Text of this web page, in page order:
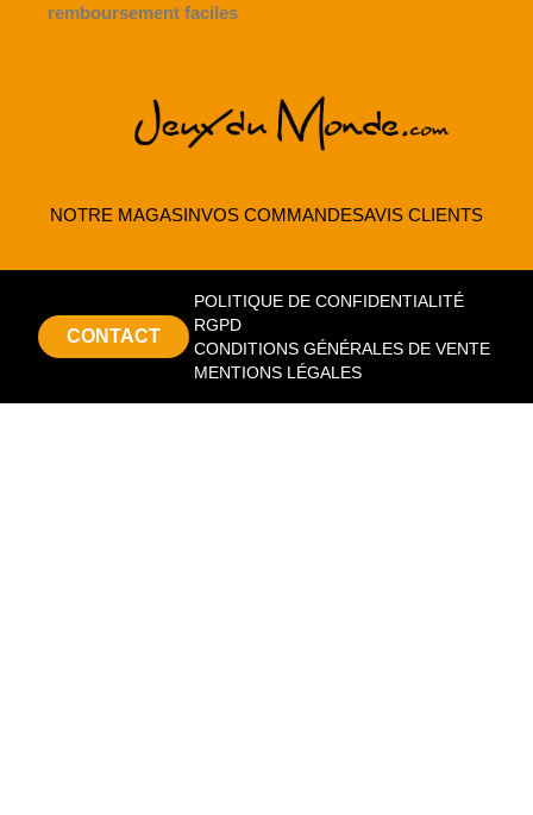
remboursement faciles
NOTRE MAGASINVOS COMMANDESAVIS CLIENTS
CONTACT
POLITIQUE DE CONFIDENTIALITÉ
RGPD
CONDITIONS GÉNÉRALES DE VENTE
MENTIONS LÉGALES